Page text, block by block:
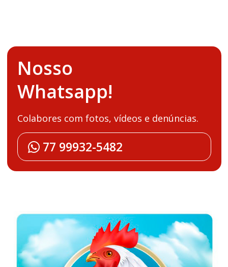
Nosso
Whatsapp!
Colabores com fotos, vídeos e denúncias.
77 99932-5482